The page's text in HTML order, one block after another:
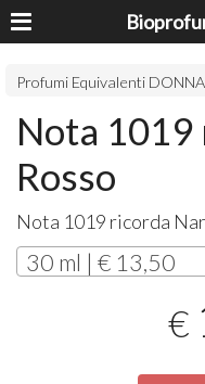
Profumi Equivalenti DONNA
Nota
Rosso
Nota 1019 ricorda
30 ml | € 13,50
€